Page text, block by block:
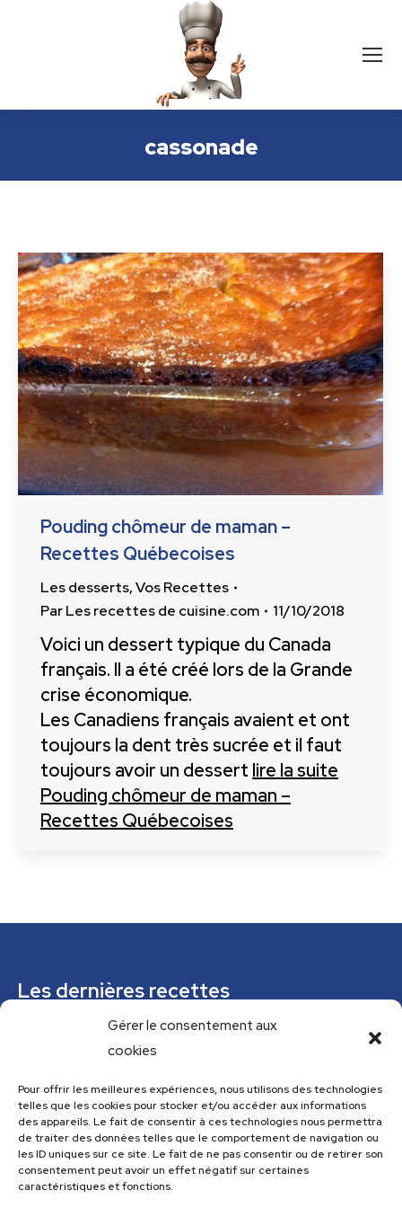
Gérer le consentement aux
cookies
Pour offrir les meilleures expériences, nous utilisons des technologies
telles que les cookies pour stocker et/ou accéder aux informations
des appareils. Le fait de consentir à ces technologies nous permettra
de traiter des données telles que le comportement de navigation ou
les ID uniques sur ce site. Le fait de ne pas consentir ou de retirer son
consentement peut avoir un effet négatif sur certaines
caractéristiques et fonctions.
cassonade
Pouding chômeur de maman –
Recettes Québecoises
Les desserts,Vos Recettes
ParLes recettes de cuisine.com 11/10/2018
Voici un dessert typique du Canada
français. Il a été créé lors de la Grande
crise économique.
Les Canadiens français avaient et ont
toujours la dent très sucrée et il faut
toujours avoir un dessert lire la suite
Pouding chômeur de maman –
Recettes Québecoises
Les dernières recettes
Mousse de courgettes au pesto
Confiture épicée de rhubarbe
Parfaits glacés verveine citronnelle et pistaches
Tajine tunisien à la courgette (IG bas)
Cannelloni de courgettes